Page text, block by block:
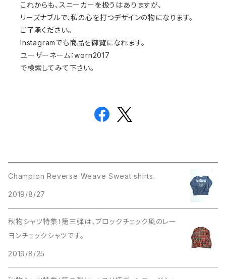
これからも、スニーカーを扱うはありますが、
リーズナブルで、私の心を打つデザインの物になります。
ご了承ください。
Instagramでも商品を御覧になれます。
ユーザーネーム：worn2017
で検索してみて下さい。
Champion Reverse Weave Sweat shirts.
2019/8/27
秋物シャツ特集！第三弾は、ブロックチェック風のレー
ヨンチェックシャツです。
2019/8/25